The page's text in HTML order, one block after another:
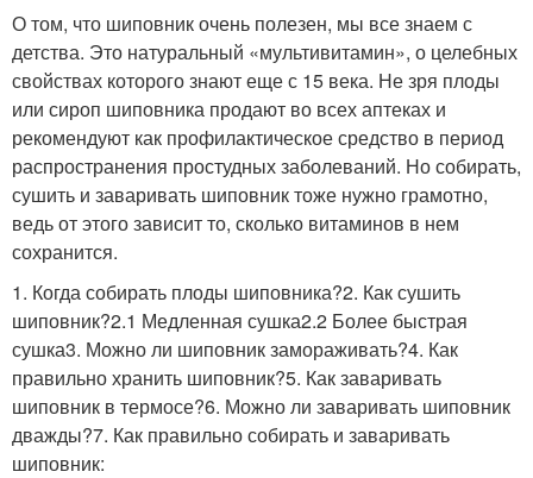
О том, что шиповник очень полезен, мы все знаем с
детства. Это натуральный «мультивитамин», о целебных
свойствах которого знают еще с 15 века. Не зря плоды
или сироп шиповника продают во всех аптеках и
рекомендуют как профилактическое средство в период
распространения простудных заболеваний. Но собирать,
сушить и заваривать шиповник тоже нужно грамотно,
ведь от этого зависит то, сколько витаминов в нем
сохранится.
1. Когда собирать плоды шиповника?2. Как сушить
шиповник?2.1 Медленная сушка2.2 Более быстрая
сушка3. Можно ли шиповник замораживать?4. Как
правильно хранить шиповник?5. Как заваривать
шиповник в термосе?6. Можно ли заваривать шиповник
дважды?7. Как правильно собирать и заваривать
шиповник: